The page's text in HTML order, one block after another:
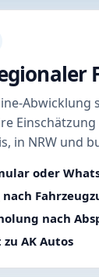
Abwicklung
in NRW und
oder
nach
AK Autos